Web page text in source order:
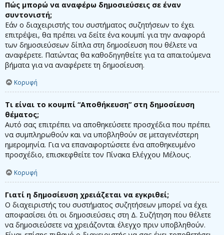
Πώς μπορώ να αναφέρω δημοσιεύσεις σε έναν
συντονιστή;
Εάν ο διαχειριστής του συστήματος συζητήσεων το έχει
επιτρέψει, θα πρέπει να δείτε ένα κουμπί για την αναφορά
των δημοσιεύσεων δίπλα στη δημοσίευση που θέλετε να
αναφέρετε. Πατώντας θα καθοδηγηθείτε για τα απαιτούμενα
βήματα για να αναφέρετε τη δημοσίευση.
Κορυφή
Τι είναι το κουμπί “Αποθήκευση” στη δημοσίευση
θέματος;
Αυτό σας επιτρέπει να αποθηκεύσετε προσχέδια που πρέπει
να συμπληρωθούν και να υποβληθούν σε μεταγενέστερη
ημερομηνία. Για να επαναφορτώσετε ένα αποθηκευμένο
προσχέδιο, επισκεφθείτε τον Πίνακα Ελέγχου Μέλους.
Κορυφή
Γιατί η δημοσίευση χρειάζεται να εγκριθεί;
Ο διαχειριστής του συστήματος συζητήσεων μπορεί να έχει
αποφασίσει ότι οι δημοσιεύσεις στη Δ. Συζήτηση που θέλετε
να δημοσιεύσετε να χρειάζονται έλεγχο πριν υποβληθούν.